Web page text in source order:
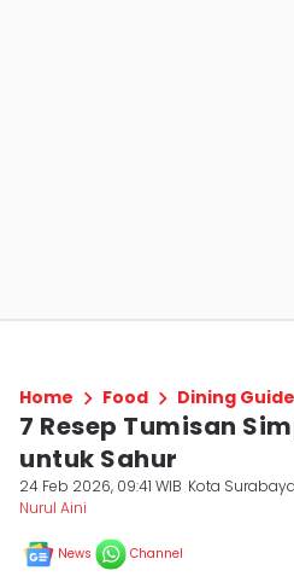
Home Food Dining Guide
7 Resep Tumisan
untuk Sahur
24 Feb 2026, 09:41 WIB Kota Surabaya
Nurul Aini
News Channel